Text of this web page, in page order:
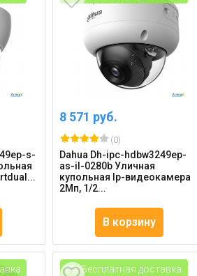
s-
8 571 руб.
(0)
Dahua Dh-ipc-hdbw3249ep-
as-il-0280b Уличная
купольная Ip-видеокамера
2Мп, 1/2...
В корзину
Бесплатная доставка